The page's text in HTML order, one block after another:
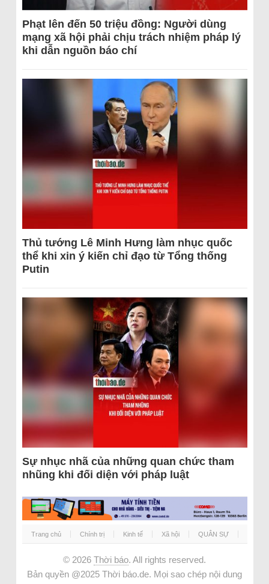
Phạt lên đến 50 triệu đồng: Người dùng
mạng xã hội phải chịu trách nhiệm pháp lý
khi dẫn nguồn báo chí
Thủ tướng Lê Minh Hưng làm nhục quốc
thể khi xin ý kiến chỉ đạo từ Tổng thống
Putin
Sự nhục nhã của những quan chức tham
nhũng khi đối diện với pháp luật
Trang chủ Chính trị Kinh tế Xã hội QUÂN SỰ
© 2026 Thời báo. All rights reserved.
Bản quyền @2025 Thời báo.de. Mọi sao chép nội dung